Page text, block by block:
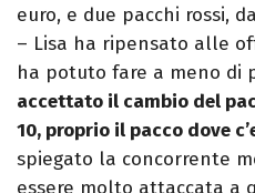
euro, e due pacchi rossi,
– Lisa ha ripensato alle
ha potuto fare a meno di
accettato il cambio del
10, proprio il pacco dove
spiegato la concorrente